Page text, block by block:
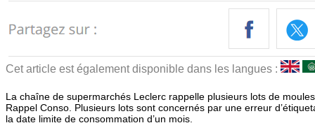
Cet article est également disponible dans les langues :
La chaîne de supermarchés Leclerc rappelle plusieurs lots de
Rappel Conso. Plusieurs lots sont concernés par une erreur
la date limite de consommation d’un mois.